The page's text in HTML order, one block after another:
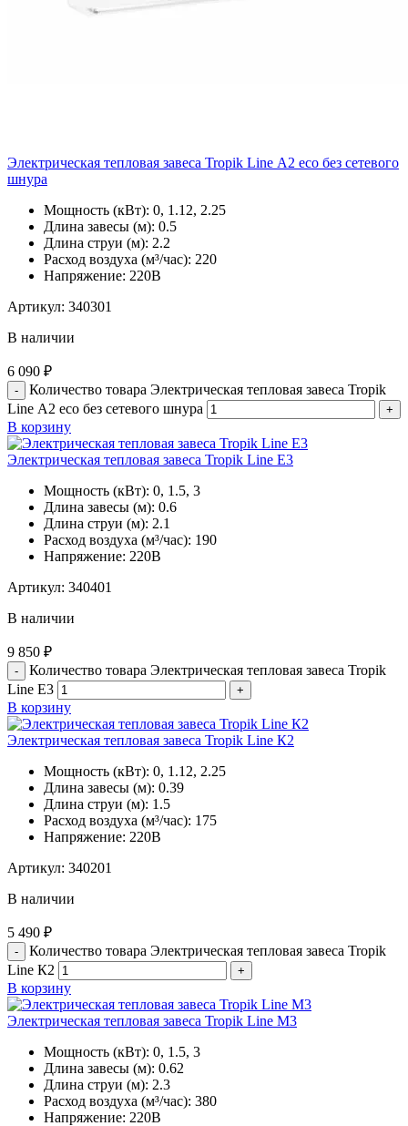
Электрическая тепловая завеса Tropik Line А2 eco без сетевого
шнура
Мощность (кВт): 0, 1.12, 2.25
Длина завесы (м): 0.5
Длина струи (м): 2.2
Расход воздуха (м³/час): 220
Напряжение: 220В
Артикул: 340301
В наличии
6 090 ₽
Количество товара Электрическая тепловая завеса Tropik
Line А2 eco без сетевого шнура
В корзину
Электрическая тепловая завеса Tropik Line Е3
Мощность (кВт): 0, 1.5, 3
Длина завесы (м): 0.6
Длина струи (м): 2.1
Расход воздуха (м³/час): 190
Напряжение: 220В
Артикул: 340401
В наличии
9 850 ₽
Количество товара Электрическая тепловая завеса Tropik
Line Е3
В корзину
Электрическая тепловая завеса Tropik Line К2
Мощность (кВт): 0, 1.12, 2.25
Длина завесы (м): 0.39
Длина струи (м): 1.5
Расход воздуха (м³/час): 175
Напряжение: 220В
Артикул: 340201
В наличии
5 490 ₽
Количество товара Электрическая тепловая завеса Tropik
Line К2
В корзину
Электрическая тепловая завеса Tropik Line М3
Мощность (кВт): 0, 1.5, 3
Длина завесы (м): 0.62
Длина струи (м): 2.3
Расход воздуха (м³/час): 380
Напряжение: 220В